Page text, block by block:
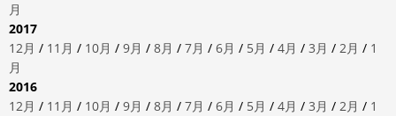
月
2017
12月 / 11月 / 10月 / 9月 / 8月 / 7月 / 6月 / 5月 / 4月 / 3月 / 2月 / 1
月
2016
12月 / 11月 / 10月 / 9月 / 8月 / 7月 / 6月 / 5月 / 4月 / 3月 / 2月 / 1